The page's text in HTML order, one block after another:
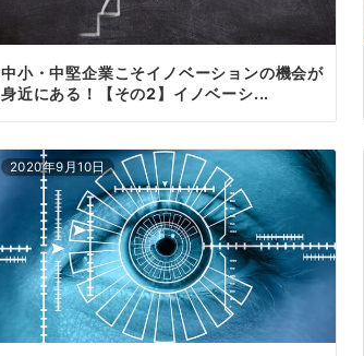
中小・中堅企業こそイノベーションの機会が
身近にある！【その2】イノベーシ...
2020年9月10日